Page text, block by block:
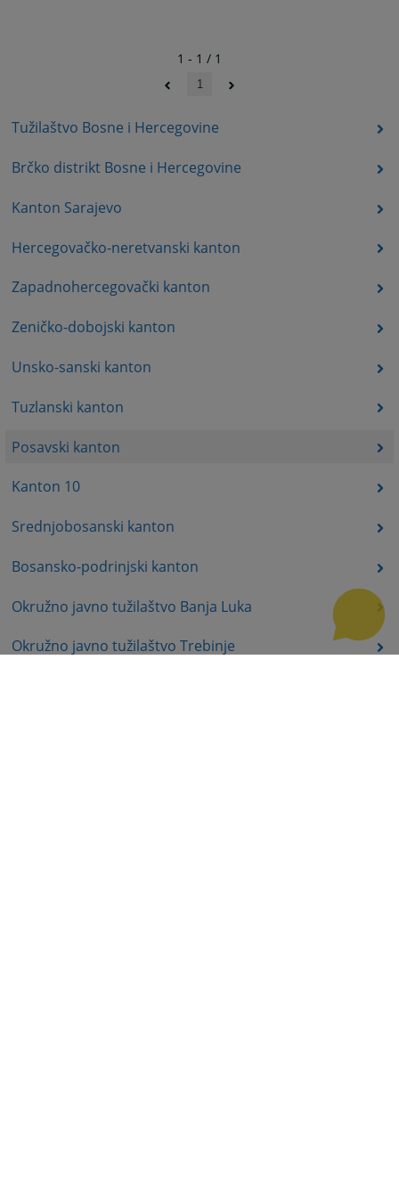
Tužilaštvo Bosne i Hercegovine
Brčko distrikt Bosne i Hercegovine
Kanton Sarajevo
Hercegovačko-neretvanski kanton
Zapadnohercegovački kanton
Zeničko-dobojski kanton
Unsko-sanski kanton
Tuzlanski kanton
Posavski kanton
Kanton 10
Srednjobosanski kanton
Bosansko-podrinjski kanton
Okružno javno tužilaštvo Banja Luka
Okružno javno tužilaštvo Trebinje
1 - 1 / 1
1